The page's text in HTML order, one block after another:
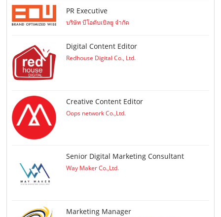
PR Executive
บริษัท บีโอดับเบิลยู จำกัด
Digital Content Editor
Redhouse Digital Co., Ltd.
Creative Content Editor
Oops network Co.,Ltd.
Senior Digital Marketing Consultant
Way Maker Co.,Ltd.
Marketing Manager